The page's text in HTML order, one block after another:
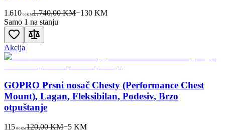
1.610 00KM1.740,00 KM−130KM
Samo 1 na stanju
Akcija
GOPRO Prsni nosač Chesty (Performance Chest
Mount), Lagan, Fleksibilan, Podesiv, Brzo
otpuštanje
115 00KM120,00 KM−5 KM